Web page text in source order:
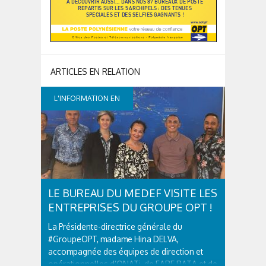
L'INFORMATION EN
CONTINUE
LE BUREAU DU MEDEF VISITE LES
ENTREPRISES DU GROUPE OPT !
La Présidente-directrice générale du
#GroupeOPT, madame Hina DELVA,
accompagnée des équipes de direction et
opérationnelles d’ONATi, de FARE RATA et de